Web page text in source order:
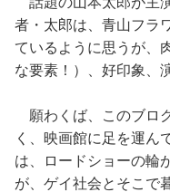
者・太郎は、青山フラ
ているように思うが、
な要素！）、好印象、
願わくば、このブロ
く、映画館に足を運ん
は、ロードショーの輪
が、ゲイ社会とそこで